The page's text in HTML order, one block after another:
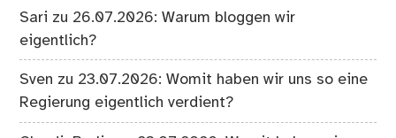
Sari zu 26.07.2026: Warum bloggen wir
eigentlich?
Sven zu 23.07.2026: Womit haben wir uns so eine
Regierung eigentlich verdient?